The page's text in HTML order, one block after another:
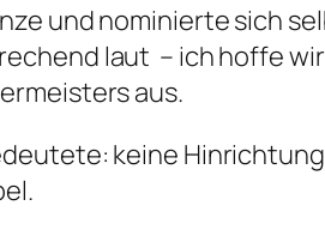
und nominierte sich
laut – ich hoffe
aus.
keine